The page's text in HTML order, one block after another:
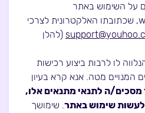
על השימוש באתר
www.youhoo.shop, שכתובתו האלקטרונית לצרכי
(להלן
לו לרבות ביצוע רכישות
המנויים מטה. אנא קרא בעיון
מסכים/ה לתנאי מתנאים אלו,
שימוש באתר. שימושך